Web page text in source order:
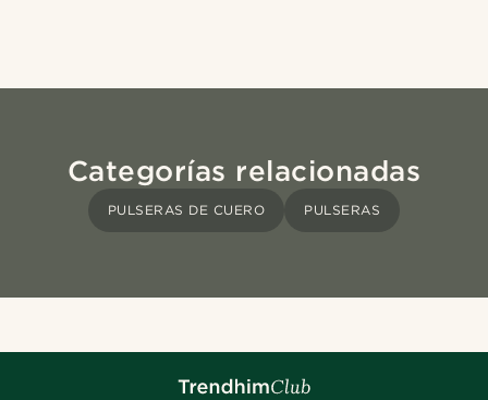
Categorías relacionadas
PULSERAS DE CUERO PULSERAS